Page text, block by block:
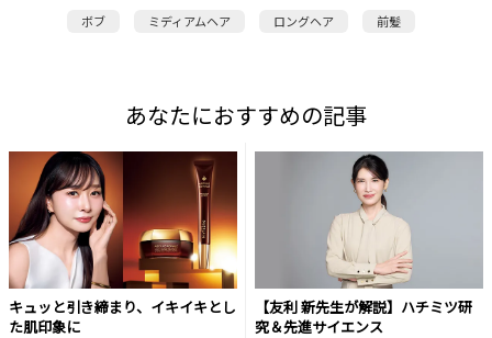
ボブ
ミディアムヘア ロングヘア 前髪
あなたにおすすめの記事
キュッと引き締まり、イキイキとし
た肌印象に
【友利 新先生が解説】ハチミツ研
究＆先進サイエンス